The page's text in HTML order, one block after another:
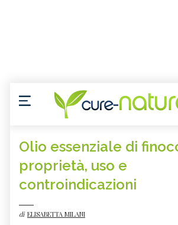
Olio essenziale di
proprietà, uso e
controindicazioni
di ELISABETTA MILANI